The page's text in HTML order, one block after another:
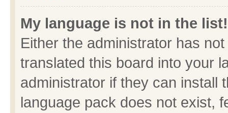
My language is not in the list!
Either the administrator has
translated this board into your
administrator if they can install
language pack does not exist,